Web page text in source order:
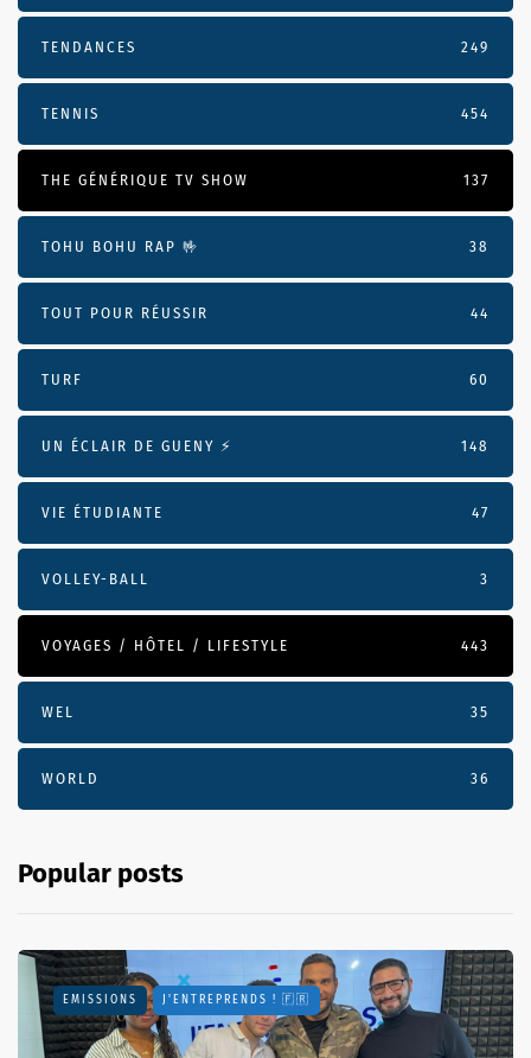
TENDANCES 249
TENNIS 454
THE GÉNÉRIQUE TV SHOW 137
TOHU BOHU RAP 🤟 38
TOUT POUR RÉUSSIR 44
TURF 60
UN ÉCLAIR DE GUENY ⚡️ 148
VIE ÉTUDIANTE 47
VOLLEY-BALL 3
VOYAGES / HÔTEL / LIFESTYLE 443
WEL 35
WORLD 36
Popular posts
EMISSIONS J'ENTREPRENDS ! 🇫🇷